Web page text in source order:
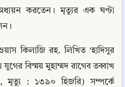
করতেন। মৃত্যুর এক ঘণ্টা
কিলাজি রহ. লিখিত 'হাদিসুর
বিস্ময় মুহাম্মদ রাগেব তব্বাখ
মৃত্যু : ১৩৯০ হিজরি) সম্পর্কে